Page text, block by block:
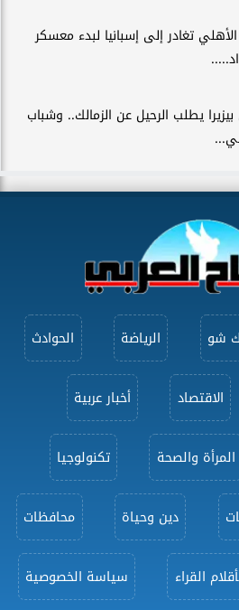
تغادر إلى إسبانيا لبدء معسكر
يطلب الرحيل عن الزمالك.. وشباب
شو الرياضة الحوادث
الاقتصاد أخبار عربية
المرأة والصحة تكنولوجيا
دين وحياة محافظات
القراء سياسة الخصوصية